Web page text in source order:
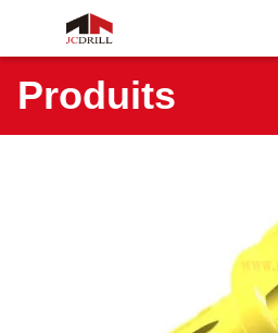
Produits